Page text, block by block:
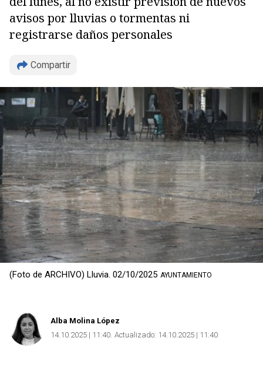
avisos por lluvias o tormentas ni
registrarse daños personales
Compartir
Copiar
(Foto de ARCHIVO) Lluvia. 02/10/2025 AYUNTAMIENTO
Alba Molina López
14.10.2025 | 11:40 Actualizado: 14.10.2025 | 11:40